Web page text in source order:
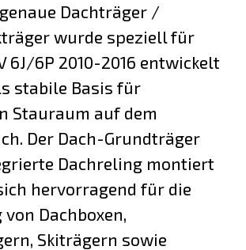
Dachträger /
wurde speziell für
6J/6P 2010-2016 entwickelt
stabile Basis für
Stauraum auf dem
Der Dach-Grundträger
Dachreling montiert
hervorragend für die
Dachboxen,
Skiträgern sowie